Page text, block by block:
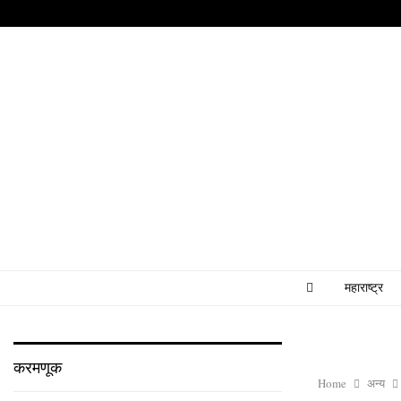
महाराष्ट्र
Home अन्य
करमणूक